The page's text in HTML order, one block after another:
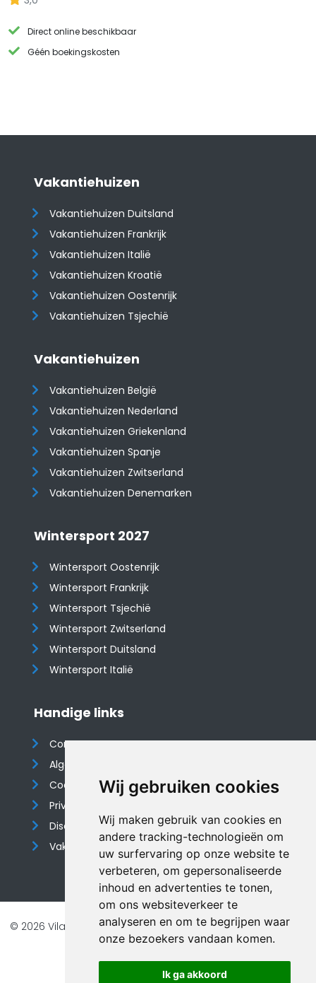
Wij gebruiken cookies
Wij maken gebruik van cookies en
andere tracking-technologieën om
uw surfervaring op onze website te
verbeteren, om gepersonaliseerde
inhoud en advertenties te tonen,
om ons websiteverkeer te
analyseren en om te begrijpen waar
onze bezoekers vandaan komen.
Ik ga akkoord
Direct online beschikbaar
Géén boekingskosten
Vakantiehuizen
Vakantiehuizen Duitsland
Vakantiehuizen Frankrijk
Vakantiehuizen Italië
Vakantiehuizen Kroatië
​​​​​​​Vakantiehuizen Oostenrijk
Vakantiehuizen Tsjechië
Vakantiehuizen
Vakantiehuizen België
Vakantiehuizen Nederland
Vakantiehuizen Griekenland
Vakantiehuizen Spanje
​​​​​​​Vakantiehuizen Zwitserland
Vakantiehuizen Denemarken
Wintersport 2027
Wintersport Oostenrijk
Wintersport Frankrijk
Wintersport Tsjechië
Wintersport Zwitserland
Wintersport Duitsland
Wintersport Italië
Handige links
Contact
Algemene voorwaarden
Cookieverklaring
Privacyverklaring
Disclaimer
Vakantiehuis website
© 2026 Vilando Vakantiehuizen |Website door FalcoTravel
Veilig online betalen met